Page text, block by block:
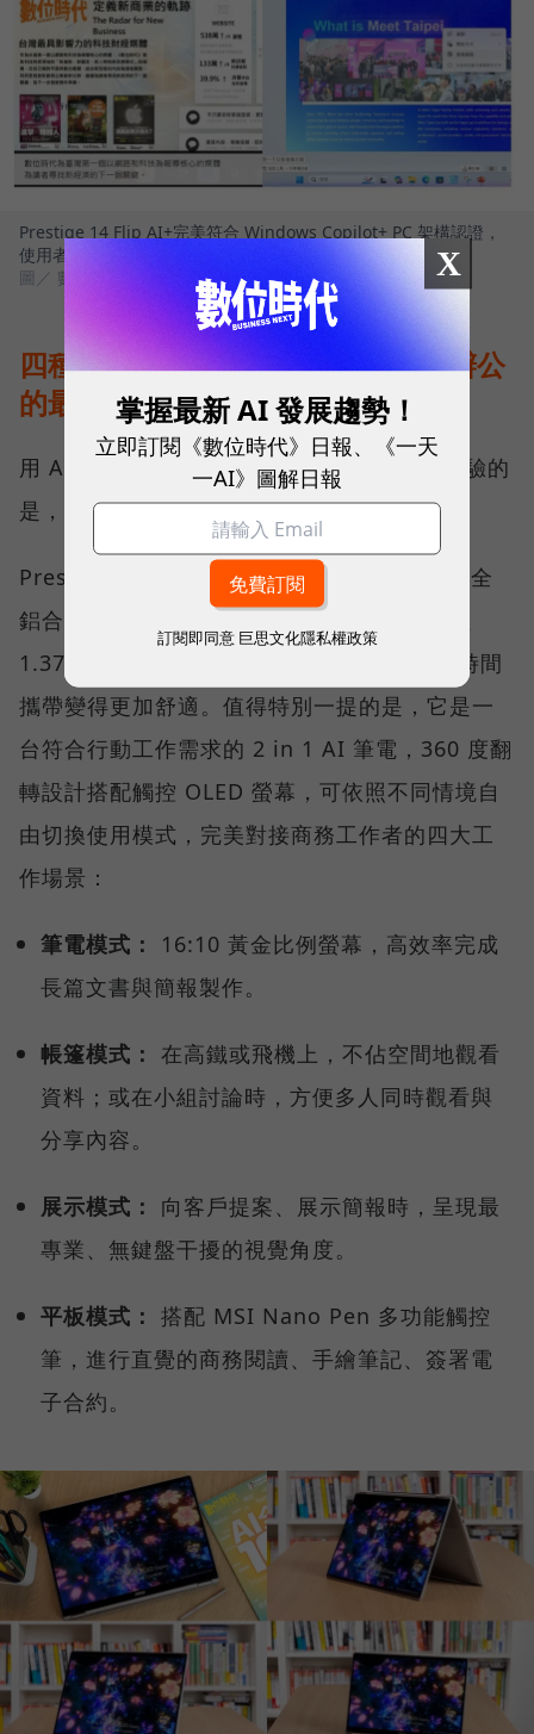
Prestige 14 Flip AI+完美符合 Windows Copilot+ PC 架構認證，
使用者可解鎖多項雲端無法執行的關鍵功能
圖／ 數位時代
四種模式自由切換，完美補足行動辦公
的最後一哩路
用 AI 提升效率只是第一步，真正影響使用體驗的
是，筆電與人互動的每一個細節。
Prestige 14 Flip AI+ 採用全新的精工設計，全
鋁合金打造的纖薄機身搭配弧形圓角，重量僅
1.37 公斤，不僅兼具質感與耐用性，更讓長時間
攜帶變得更加舒適。值得特別一提的是，它是一
台符合行動工作需求的 2 in 1 AI 筆電，360 度翻
轉設計搭配觸控 OLED 螢幕，可依照不同情境自
由切換使用模式，完美對接商務工作者的四大工
作場景：
筆電模式：
16:10 黃金比例螢幕，高效率完成
長篇文書與簡報製作。
帳篷模式： 在高鐵或飛機上，不佔空間地觀看
資料；或在小組討論時，方便多人同時觀看與
分享內容。
展示模式：
向客戶提案、展示簡報時，呈現最
專業、無鍵盤干擾的視覺角度。
平板模式： 搭配 MSI Nano Pen 多功能觸控
筆，進行直覺的商務閱讀、手繪筆記、簽署電
子合約。
X
掌握最新 AI 發展趨勢！
立即訂閱《數位時代》日報、《一天
一AI》圖解日報
訂閱即同意 巨思文化隱私權政策